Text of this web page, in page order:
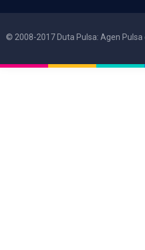
© 2008-2017 Duta Pulsa: Agen